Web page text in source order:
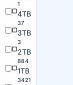
1
4TB
37
3TB
3
2TB
884
1TB
3421